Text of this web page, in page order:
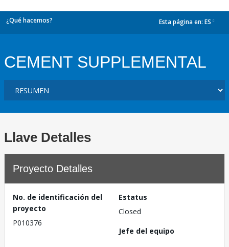
¿Qué hacemos? Esta página en: ES
CEMENT SUPPLEMENTAL
Llave Detalles
Proyecto Detalles
No. de identificación del
proyecto
P010376
Estatus
Closed
Jefe del equipo